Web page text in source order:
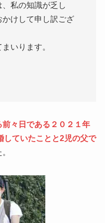
私の知識が乏し
かけして申し訳ござ
いります。
々日である２０２１年
していたことと2児の父で